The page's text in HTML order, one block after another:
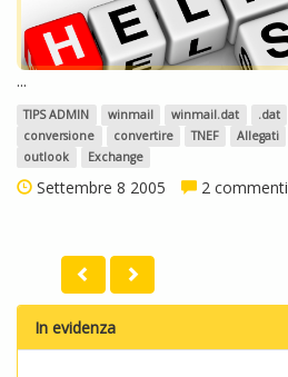
...
TIPS ADMIN winmail winmail.dat .dat
conversione
convertire TNEF Allegati
outlook
Exchange
Settembre 8 2005 2 commenti
In evidenza